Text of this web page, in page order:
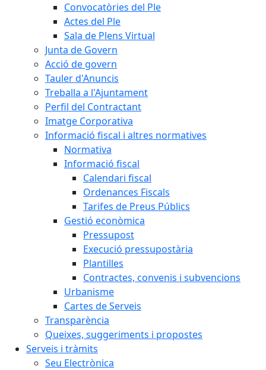
Convocatòries del Ple
Actes del Ple
Sala de Plens Virtual
Junta de Govern
Acció de govern
Tauler d'Anuncis
Treballa a l'Ajuntament
Perfil del Contractant
Imatge Corporativa
Informació fiscal i altres normatives
Normativa
Informació fiscal
Calendari fiscal
Ordenances Fiscals
Tarifes de Preus Públics
Gestió econòmica
Pressupost
Execució pressupostària
Plantilles
Contractes, convenis i subvencions
Urbanisme
Cartes de Serveis
Transparència
Queixes, suggeriments i propostes
Serveis i tràmits
Seu Electrònica